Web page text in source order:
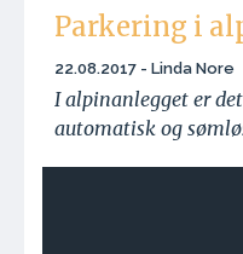
Parkering i
22.08.2017 - Linda Nore
I alpinanlegget er
automatisk og